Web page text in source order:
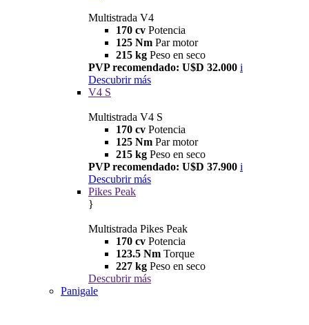
Multistrada V4
170 cv Potencia
125 Nm Par motor
215 kg Peso en seco
PVP recomendado: U$D 32.000 i
Descubrir más
V4 S
Multistrada V4 S
170 cv Potencia
125 Nm Par motor
215 kg Peso en seco
PVP recomendado: U$D 37.900 i
Descubrir más
Pikes Peak
}
Multistrada Pikes Peak
170 cv Potencia
123.5 Nm Torque
227 kg Peso en seco
Descubrir más
Panigale